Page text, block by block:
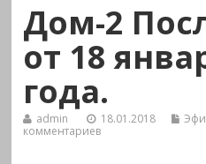
Дом-2
от 18
года.
admin 18.01.2018
комментариев